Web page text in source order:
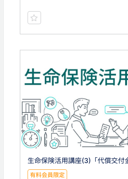
生命保険活用講座(3)「代償交付
有料会員限定